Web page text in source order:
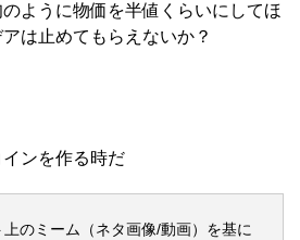
ように物価を半値くらいにしてほ
は止めてもらえないか？
ンを作る時だ
のミーム（ネタ画像/動画）を基に